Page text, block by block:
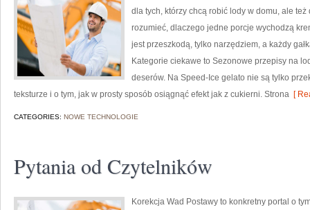
dla tych, którzy chcą robić lody w domu, ale
rozumieć, dlaczego jedne porcje wychodzą
jest przeszkodą, tylko narzędziem, a każdy
Kategorie ciekawe to Sezonowe przepisy na
deserów. Na Speed-Ice gelato nie są tylko
teksturze i o tym, jak w prosty sposób osiągnąć efekt jak z cukierni. Strona [
CATEGORIES: NOWE TECHNOLOGIE
Pytania od Czytelników
Korekcja Wad Postawy to konkretny portal o